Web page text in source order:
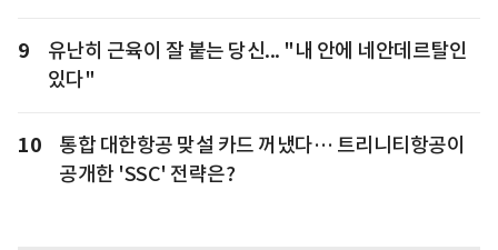
9
유난히 근육이 잘 붙는 당신... "내 안에 네안데르탈인
있다"
10
통합 대한항공 맞설 카드 꺼냈다… 트리니티항공이
공개한 'SSC' 전략은?